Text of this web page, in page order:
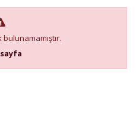
bulunamamıştır.